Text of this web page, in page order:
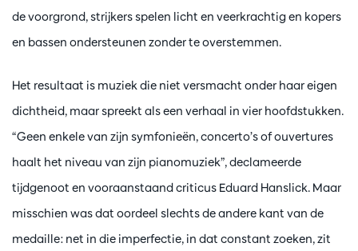
de voorgrond, strijkers spelen licht en veerkrachtig en kopers
en bassen ondersteunen zonder te overstemmen.
Het resultaat is muziek die niet versmacht onder haar eigen
dichtheid, maar spreekt als een verhaal in vier hoofdstukken.
“Geen enkele van zijn symfonieën, concerto’s of ouvertures
haalt het niveau van zijn pianomuziek”, declameerde
tijdgenoot en vooraanstaand criticus Eduard Hanslick. Maar
misschien was dat oordeel slechts de andere kant van de
medaille: net in die imperfectie, in dat constant zoeken, zit